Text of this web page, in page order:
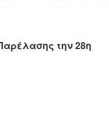
την 28η